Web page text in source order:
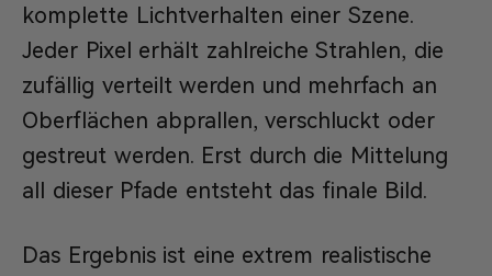
komplette Lichtverhalten einer Szene.
Jeder Pixel erhält zahlreiche Strahlen, die
zufällig verteilt werden und mehrfach an
Oberflächen abprallen, verschluckt oder
gestreut werden. Erst durch die Mittelung
all dieser Pfade entsteht das finale Bild.
Das Ergebnis ist eine extrem realistische